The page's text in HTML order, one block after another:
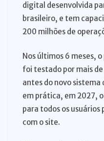
digital desenvolvida
brasileiro, e tem
200 milhões de
Nos últimos 6 meses,
foi testado por mais
antes do novo
em prática, em 2027,
para todos os
com o site.